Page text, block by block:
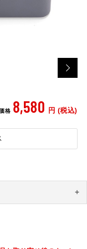
格 8,580 円 (税込)